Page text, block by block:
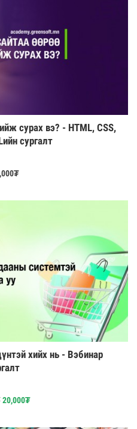
сурах вэ? - HTML, CSS,
сургалт
₮
хийх нь - Вэбинар
20,000₮